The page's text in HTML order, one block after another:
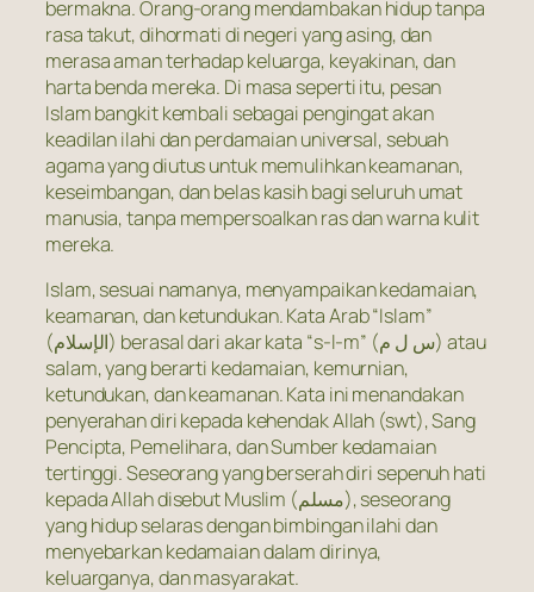
bermakna. Orang-orang mendambakan hidup tanpa
rasa takut, dihormati di negeri yang asing, dan
merasa aman terhadap keluarga, keyakinan, dan
harta benda mereka. Di masa seperti itu, pesan
Islam bangkit kembali sebagai pengingat akan
keadilan ilahi dan perdamaian universal, sebuah
agama yang diutus untuk memulihkan keamanan,
keseimbangan, dan belas kasih bagi seluruh umat
manusia, tanpa mempersoalkan ras dan warna kulit
mereka.
Islam, sesuai namanya, menyampaikan kedamaian,
keamanan, dan ketundukan. Kata Arab “Islam”
(الإسلام) berasal dari akar kata “s-l-m” (س ل م) atau
salam, yang berarti kedamaian, kemurnian,
ketundukan, dan keamanan. Kata ini menandakan
penyerahan diri kepada kehendak Allah (swt), Sang
Pencipta, Pemelihara, dan Sumber kedamaian
tertinggi. Seseorang yang berserah diri sepenuh hati
kepada Allah disebut Muslim (مسلم), seseorang
yang hidup selaras dengan bimbingan ilahi dan
menyebarkan kedamaian dalam dirinya,
keluarganya, dan masyarakat.